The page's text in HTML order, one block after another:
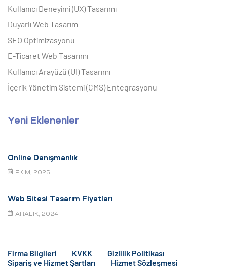
Kullanıcı Deneyimi (UX) Tasarımı
Duyarlı Web Tasarım
SEO Optimizasyonu
E-Ticaret Web Tasarımı
Kullanıcı Arayüzü (UI) Tasarımı
İçerik Yönetim Sistemi (CMS) Entegrasyonu
Yeni Eklenenler
Online Danışmanlık
EKIM, 2025
Web Sitesi Tasarım Fiyatları
ARALIK, 2024
Firma Bilgileri KVKK
Gizlilik Politikası
Sipariş ve Hizmet Şartları
Hizmet Sözleşmesi